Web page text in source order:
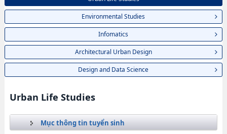
Environmental Studies
Infomatics
Architectural Urban Design
Design and Data Science
Urban Life Studies
Mục thông tin tuyển sinh